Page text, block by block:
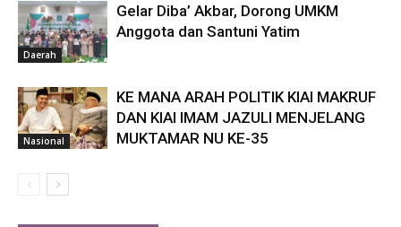
Daerah
Gelar Diba’ Akbar, Dorong UMKM
Anggota dan Santuni Yatim
Nasional
KE MANA ARAH POLITIK KIAI MAKRUF
DAN KIAI IMAM JAZULI MENJELANG
MUKTAMAR NU KE-35